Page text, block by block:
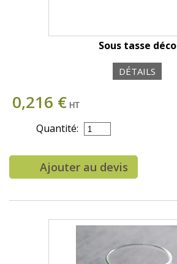
Sous tasse déco
DÉTAILS
0,216 € HT
Quantité:
Ajouter au devis